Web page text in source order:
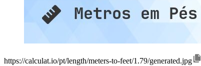
https://calculat.io/pt/length/meters-to-feet/1.79/generated.jpg